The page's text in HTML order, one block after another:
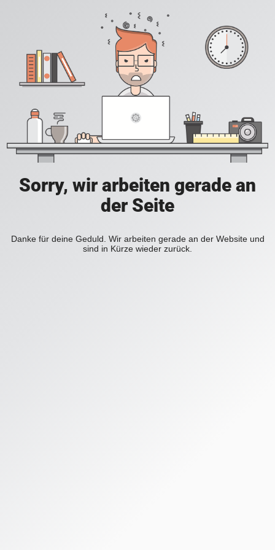
Sorry, wir arbeiten gerade an
der Seite
Danke für deine Geduld. Wir arbeiten gerade an der Website und
sind in Kürze wieder zurück.